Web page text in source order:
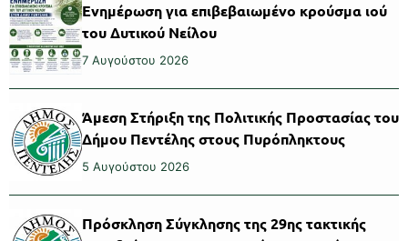
Ενημέρωση για επιβεβαιωμένο κρούσμα ιού
του Δυτικού Νείλου
7 Αυγούστου 2026
Άμεση Στήριξη της Πολιτικής Προστασίας του
Δήμου Πεντέλης στους Πυρόπληκτους
5 Αυγούστου 2026
Πρόσκληση Σύγκλησης της 29ης τακτικής